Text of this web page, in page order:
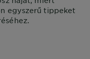
egyszerű tippeket